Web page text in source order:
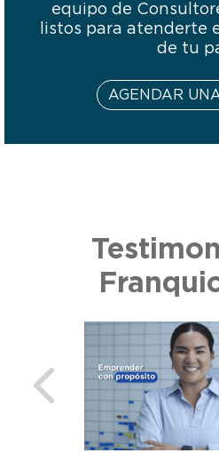
equipo de
listos para atenderte
de tu
AGENDAR
Previous